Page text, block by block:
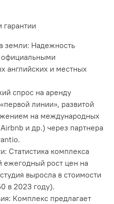
земли: Надежность
официальными
английских и местных
спрос на аренду
линии», развитой
на международных
и др.) через партнера
Статистика комплекса
ежегодный рост цен на
выросла в стоимости
в 2023 году).
Комплекс предлагает